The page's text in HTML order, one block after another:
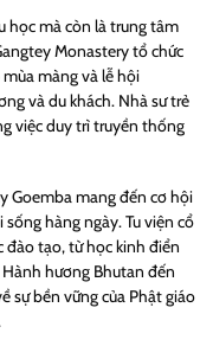
học mà còn là trung tâm
Monastery tổ chức
màng và lễ hội
và du khách. Nhà sư trẻ
việc duy trì truyền thống
Goemba mang đến cơ hội
hàng ngày. Tu viện cổ
đào tạo, từ học kinh điển
hương Bhutan đến
sự bền vững của Phật giáo